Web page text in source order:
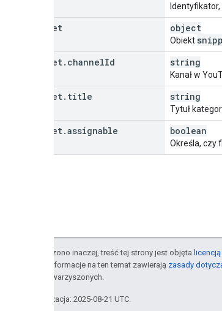
snippet object
Obiekt
snippet. channelId string
Kanał w
snippet. title string
Tytuł
snippet.assignable boolean
Określa, czy
O ile nie stwierdzono inaczej, treść tej strony jest objęta
Szczegółowe informacje na ten temat zawierają zasady
podmiotów stowarzyszonych.
Ostatnia aktualizacja: 2025-08-21 UTC.